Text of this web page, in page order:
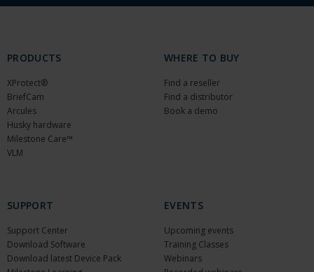
PRODUCTS
XProtect®
BriefCam
Arcules
Husky hardware
Milestone Care™
VLM
WHERE TO BUY
Find a reseller
Find a distributor
Book a demo
SUPPORT
Support Center
Download Software
Download latest Device Pack
EVENTS
Upcoming events
Training Classes
Webinars